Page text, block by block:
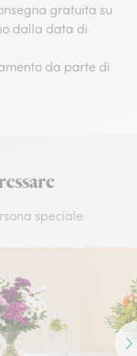
gratuita su
dalla data di
da parte di
speciale